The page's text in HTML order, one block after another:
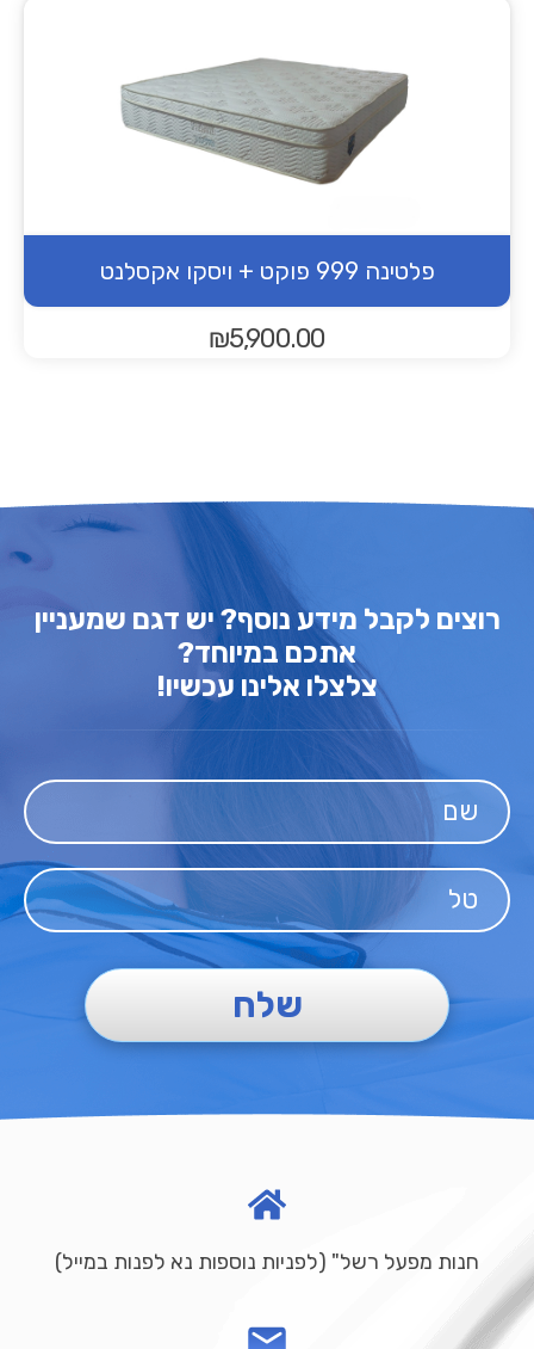
פלטינה 999 פוקט + ויסקו אקסלנט
₪5,900.00
רוצים לקבל מידע נוסף? יש דגם שמעניין
אתכם במיוחד?
צלצלו אלינו עכשיו!
שלח
חנות מפעל רשל" (לפניות נוספות נא לפנות במייל)